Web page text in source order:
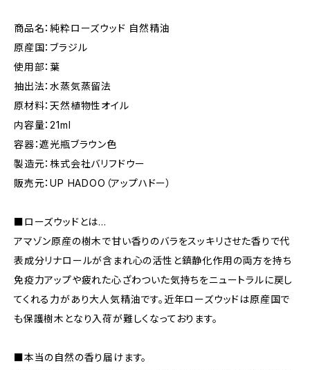
商品名：純粋ローズウッド 自然精油
原産国：ブラジル
使用部：葉
抽出法：水蒸気蒸留法
原材料：天然植物性オイル
内容量：21ml
容器：遮光瓶ブラウン色
製造元：株式会社バリフドウー
販売元：UP HADOO（アップハドー）
■ローズウッドとは…
アマゾン原産の樹木で甘い香りのバラをスッキリさせた香りで代
表成分リナロールが含まれ心の活性と鎮静化作用の両方を持ち
免疫力アップや疲れた心ざわついた気持ちをニュートラルに戻し
てくれる力があり大人気精油です。近年ローズウッドは原産国で
も保護樹木となり入荷が難しくなっております。
■本当の自然の香り届けます。